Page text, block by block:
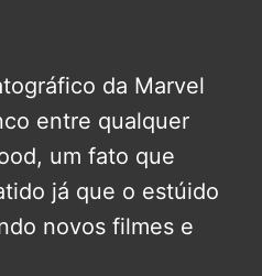
da Marvel
entre qualquer
um fato que
já que o estúido
novos filmes e